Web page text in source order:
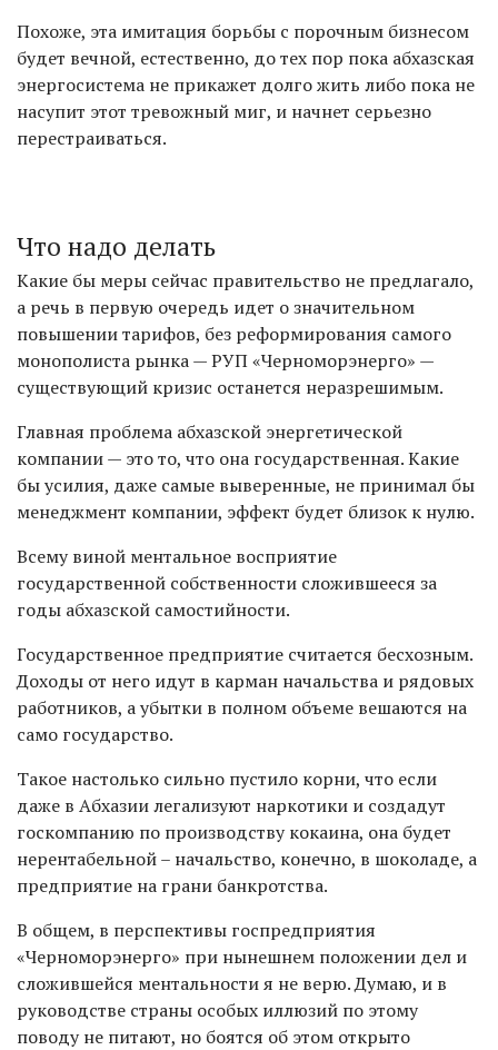
Похоже, эта имитация борьбы с порочным бизнесом
будет вечной, естественно, до тех пор пока абхазская
энергосистема не прикажет долго жить либо пока не
насупит этот тревожный миг, и начнет серьезно
перестраиваться.
Что надо делать
Какие бы меры сейчас правительство не предлагало,
а речь в первую очередь идет о значительном
повышении тарифов, без реформирования самого
монополиста рынка — РУП «Черноморэнерго» —
существующий кризис останется неразрешимым.
Главная проблема абхазской энергетической
компании — это то, что она государственная. Какие
бы усилия, даже самые выверенные, не принимал бы
менеджмент компании, эффект будет близок к нулю.
Всему виной ментальное восприятие
государственной собственности сложившееся за
годы абхазской самостийности.
Государственное предприятие считается бесхозным.
Доходы от него идут в карман начальства и рядовых
работников, а убытки в полном объеме вешаются на
само государство.
Такое настолько сильно пустило корни, что если
даже в Абхазии легализуют наркотики и создадут
госкомпанию по производству кокаина, она будет
нерентабельной – начальство, конечно, в шоколаде, а
предприятие на грани банкротства.
В общем, в перспективы госпредприятия
«Черноморэнерго» при нынешнем положении дел и
сложившейся ментальности я не верю. Думаю, и в
руководстве страны особых иллюзий по этому
поводу не питают, но боятся об этом открыто